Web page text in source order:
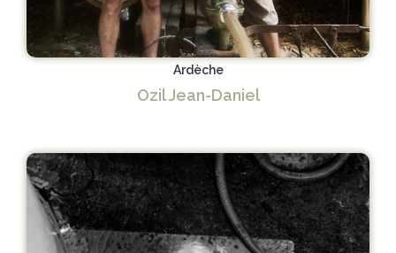
Ardèche
Ozil Jean-Daniel